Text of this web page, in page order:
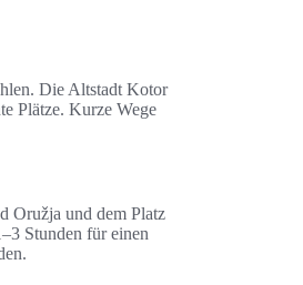
Die Altstadt Kotor
Plätze. Kurze Wege
Oružja und dem Platz
Stunden für einen